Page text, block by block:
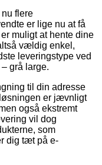
flere
er lige nu at få
muligt at hente dine
vældig enkel,
leveringstype ved
grå large.
til din adresse
er jævnligt
også ekstremt
vil dog
som
dig tæt på e-